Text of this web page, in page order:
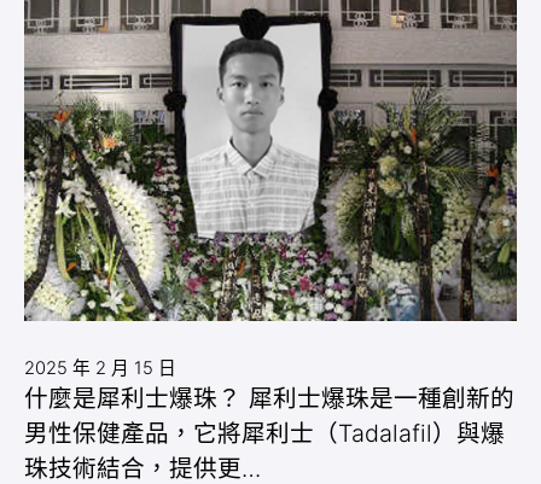
2025 年 2 月 15 日
什麼是犀利士爆珠？ 犀利士爆珠是一種創新的
男性保健產品，它將犀利士（Tadalafil）與爆
珠技術結合，提供更…